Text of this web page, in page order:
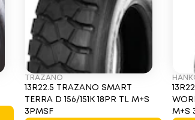
TRAZANO
13R22.5 TRAZANO SMART
TERRA D 156/151K 18PR TL M+S
3PMSF
M+S